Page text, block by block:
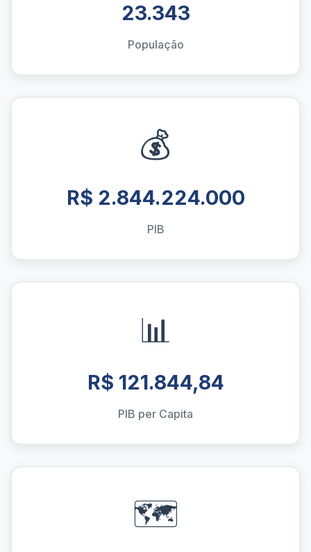
23.343
População
💰
R$ 2.844.224.000
PIB
📊
R$ 121.844,84
PIB per Capita
🗺️